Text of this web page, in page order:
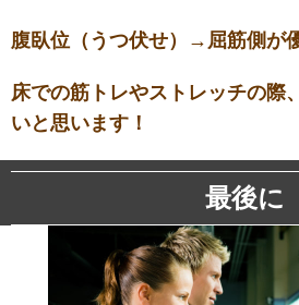
腹臥位（うつ伏せ）→屈筋側が
床での筋トレやストレッチの際
いと思います！
最後に